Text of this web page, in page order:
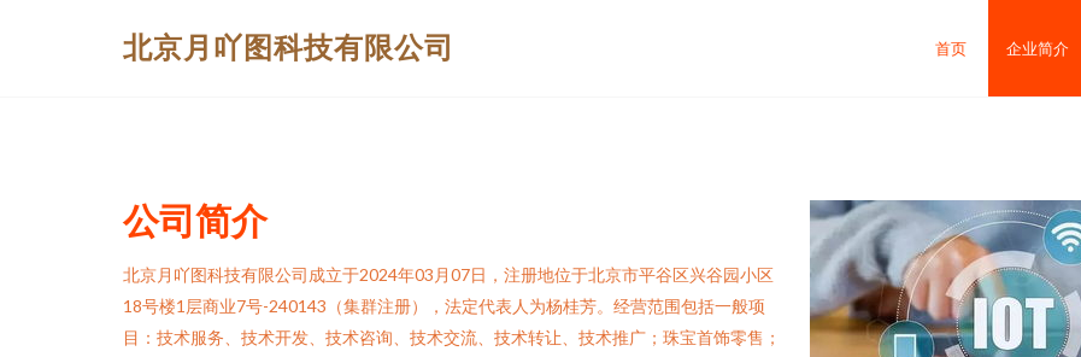
北京月吖图科技有限公司 首页 企业简介
公司简介
北京月吖图科技有限公司成立于2024年03月07日，注册地位于北京市平谷区兴谷园小区
18号楼1层商业7号-240143（集群注册），法定代表人为杨桂芳。经营范围包括一般项
目：技术服务、技术开发、技术咨询、技术交流、技术转让、技术推广；珠宝首饰零售；